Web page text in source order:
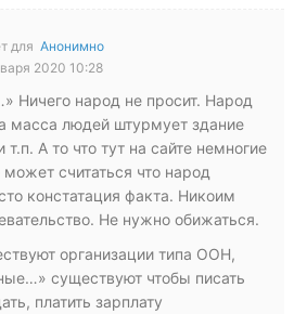
для Анонимно
2020 10:28
Ничего народ не просит. Народ
масса людей штурмует здание
т.п. А то что тут на сайте немногие
считаться что народ
констатация факта. Никоим
Не нужно обижаться.
организации типа ООН,
существуют чтобы писать
платить зарплату